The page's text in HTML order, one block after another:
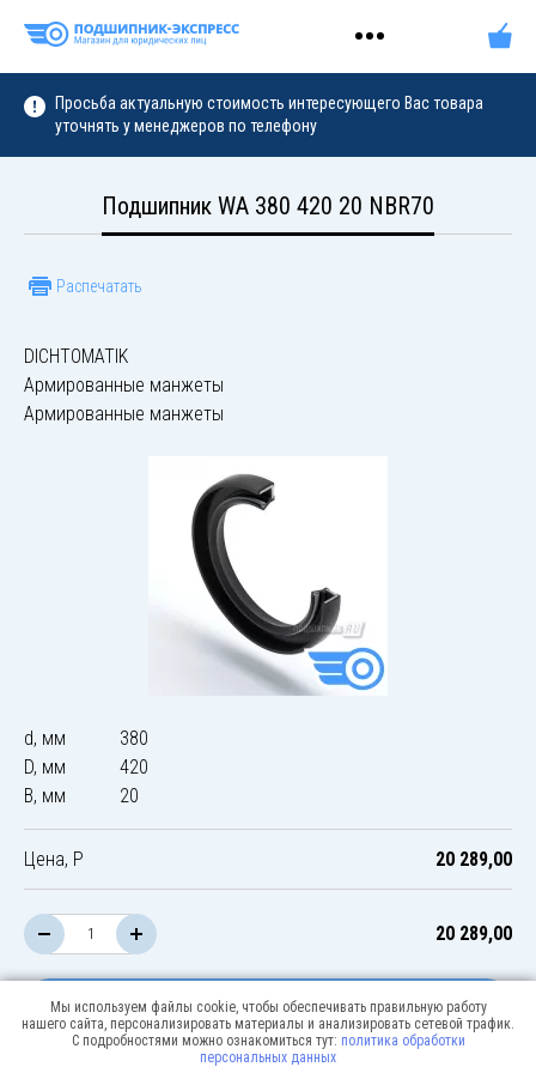
Просьба актуальную стоимость интересующего Вас товара
уточнять у менеджеров по телефону
Подшипник WA 380 420 20 NBR70
Распечатать
DICHTOMATIK
Армированные манжеты
Армированные манжеты
d, мм
380
D, мм
420
B, мм
20
Цена, Р 20 289,00
20 289,00
В корзину
Мы используем файлы cookie, чтобы обеспечивать правильную работу
нашего сайта, персонализировать материалы и анализировать сетевой трафик.
С подробностями можно ознакомиться тут: политика обработки
персональных данных